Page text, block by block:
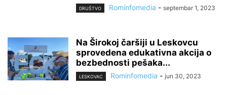
DRUŠTVO Rominfomedia - septembar 1, 2023
Na Širokoj čaršiji u Leskovcu
sprovedena edukativna akcija o
bezbednosti pešaka...
LESKOVAC Rominfomedia - jun 30, 2023